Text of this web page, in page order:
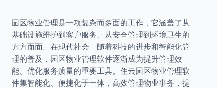
园区物业管理是一项复杂而多面的工作，它涵盖了从
基础设施维护到客户服务、从安全管理到环境卫生的
方方面面。在现代社会，随着科技的进步和智能化管
理的普及，园区物业管理软件逐渐成为提升管理效
能、优化服务质量的重要工具。住云园区物业管理软
件集智能化、便捷化于一体，高效管理物业事务，提